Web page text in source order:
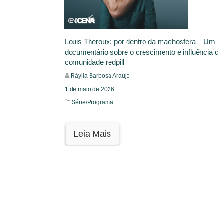
Louis Theroux: por dentro da machosfera – Um
documentário sobre o crescimento e influência
comunidade redpill
Ráylla Barbosa Araujo
1 de maio de 2026
Série/Programa
Leia Mais